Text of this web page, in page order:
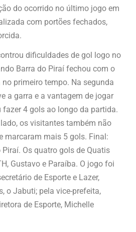
do ocorrido no último jogo em
com portões fechados,
dificuldades de gol logo no
Barra do Piraí fechou com o
primeiro tempo. Na segunda
a garra e a vantagem de jogar
fazer 4 gols ao longo da partida.
os visitantes também não
marcaram mais 5 gols. Final:
Os quatro gols de Quatis
Gustavo e Paraíba. O jogo foi
de Esporte e Lazer,
o Jabuti; pela vice-prefeita,
de Esporte, Michelle